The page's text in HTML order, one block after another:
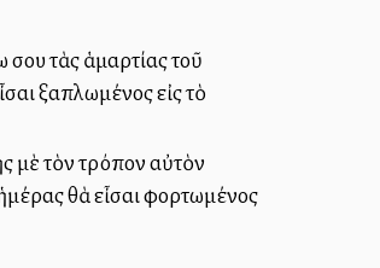
τὰς ἁμαρτίας τοῦ
ξαπλωμένος εἰς τὸ
μὲ τὸν τρόπον αὐτὸν
θὰ εἶσαι φορτωμένος